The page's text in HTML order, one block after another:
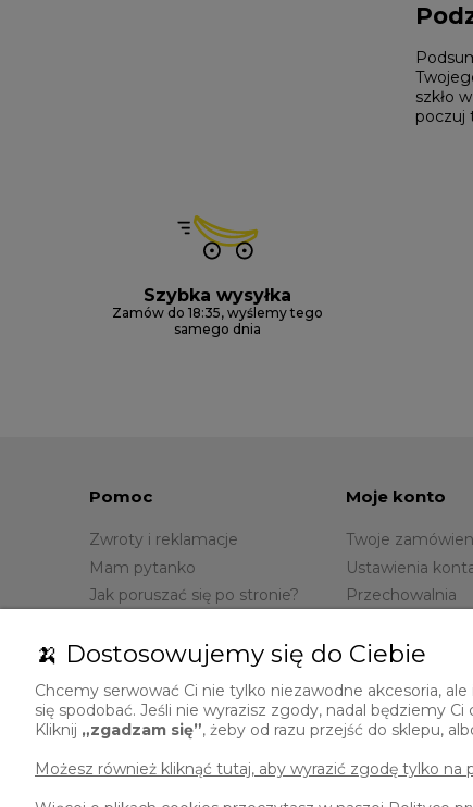
szkło
poczuj
Szybka wysyłka
Zamów do 18:35, wyślemy tego
samego dnia
Pomoc
Zwroty i reklamacje
Mam pytanko
Jak poruszać się po stronie?
Moje konto
Twoje
Ustawienia
Przechowalnia
Masz pytania?Zapraszamy do kontaktu:
🍌 Dostosowujemy się do Ciebie
Chcemy serwować Ci nie tylko niezawodne akcesoria,
się spodobać. Jeśli nie wyrazisz zgody, nadal będziemy
Kliknij „zgadzam się”, żeby od razu przejść do sklepu,
Możesz również kliknąć tutaj, aby wyrazić zgodę tylko na